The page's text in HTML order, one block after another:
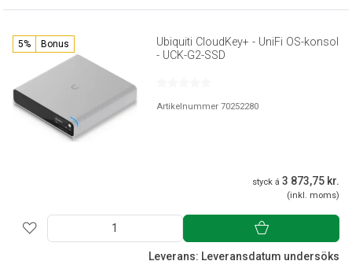
5% Bonus
Ubiquiti CloudKey+ - UniFi OS-konsol
- UCK-G2-SSD
Artikelnummer 70252280
styck á 3 873,75 kr.
(inkl. moms)
Leverans: Leveransdatum undersöks